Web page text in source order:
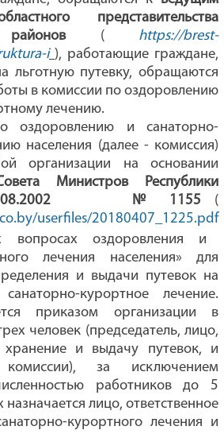
представительства
( https://brest-
i ), работающие граждане,
льготную путевку, обращаются
в комиссии по оздоровлению
лечению.
оздоровлению и санаторно-
населения (далее - комиссия)
организации на основании
Министров Республики
26.08.2002 № 1155 (
userfiles/20180407_1225.pdf
оздоровления и
лечения населения» для
и выдачи путевок на
курортное лечение.
приказом организации в
человек (председатель, лицо,
хранение и выдачу путевок, и
за исключением
работников до 5
лицо, ответственное
курортного лечения и